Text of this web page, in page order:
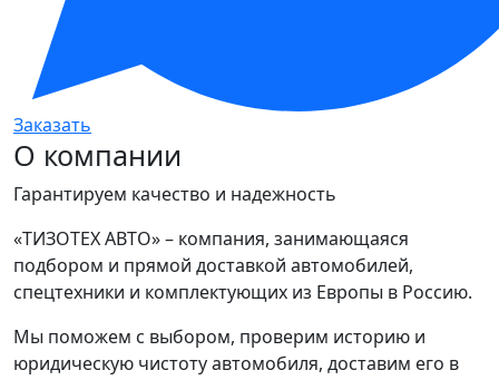
Заказать
О компании
Гарантируем качество и надежность
«ТИЗОТЕХ АВТО» – компания, занимающаяся
подбором и прямой доставкой автомобилей,
спецтехники и комплектующих из Европы в Россию.
Мы поможем с выбором, проверим историю и
юридическую чистоту автомобиля, доставим его в